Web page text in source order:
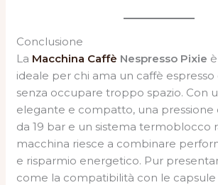
Conclusione
La Macchina Caffè Nespresso Pixie
ideale per chi ama un caffè espresso
senza occupare troppo spazio. Con
elegante e compatto, una
da 19 bar e un sistema termoblocco
macchina riesce a combinare
e risparmio energetico. Pur
come la compatibilità con le capsule